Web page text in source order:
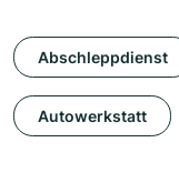
Abschleppdienst
Autowerkstatt